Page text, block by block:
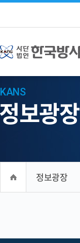
KANS
보광장
정보광장